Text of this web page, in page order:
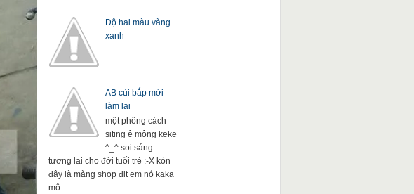
Độ hai màu vàng
xanh
AB cùi bắp mới
làm lại
một phông cách
siting ê mông keke
^_^ soi sáng
tương lai cho đời tuổi trẻ :-X kòn
đây là màng shop đit em nó kaka
mô...